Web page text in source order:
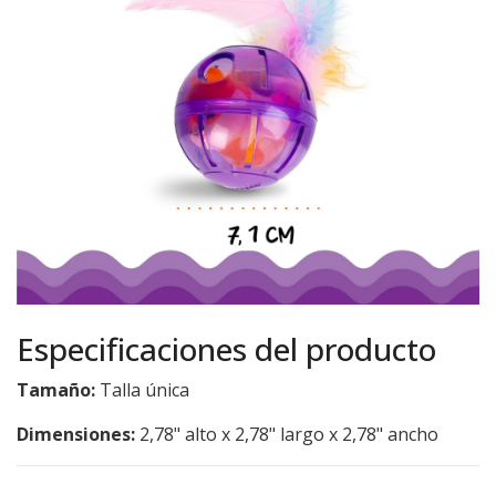
Especificaciones del producto
Tamaño: Talla única
Dimensiones: 2,78" alto x 2,78" largo x 2,78" ancho